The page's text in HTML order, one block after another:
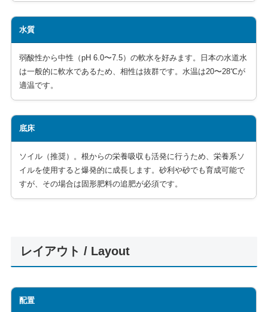
水質
弱酸性から中性（pH 6.0〜7.5）の軟水を好みます。日本の水道水
は一般的に軟水であるため、相性は抜群です。水温は20〜28℃が
適温です。
底床
ソイル（推奨）。根からの栄養吸収も活発に行うため、栄養系ソ
イルを使用すると爆発的に成長します。砂利や砂でも育成可能で
すが、その場合は固形肥料の追肥が必須です。
レイアウト / Layout
配置